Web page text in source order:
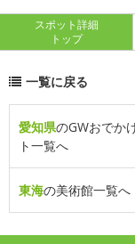
スポット詳細
トップ
一覧に戻る
愛知県のGWおでか
ト一覧へ
東海の美術館一覧へ